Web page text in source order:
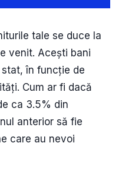
tale se duce la
venit. Acești bani
în funcție de
Cum ar fi dacă
ca 3.5% din
anterior să fie
care au nevoi